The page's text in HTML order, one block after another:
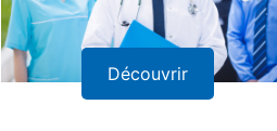
Découvrir